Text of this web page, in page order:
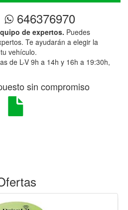
646376970
de expertos. Puedes
Te ayudarán a elegir la
vehículo.
de L-V 9h a 14h y 16h a 19:30h,
sin compromiso